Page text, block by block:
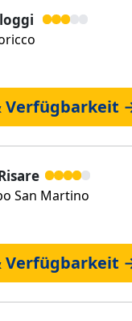
Verfügbarkeit
San Martino
Verfügbarkeit